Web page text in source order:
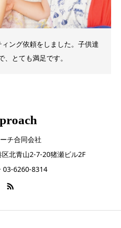
ング依頼をしました。子供達
とても満足です。
チ合同会社
北青山2-7-20猪瀬ビル2F
03-6260-8314